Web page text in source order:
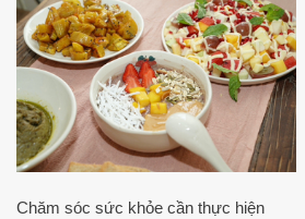
Chăm sóc sức khỏe cần thực hiện